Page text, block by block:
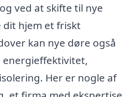
ved at skifte til nye
dit hjem et friskt
kan nye døre også
Her er nogle af